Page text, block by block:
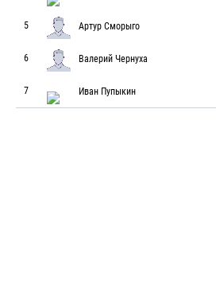
5 Артур Сморыго
6 Валерий Чернуха
7 Иван Пупыкин